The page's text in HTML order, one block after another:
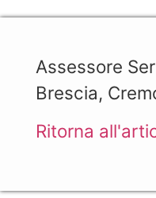
Assessore
Brescia,
Ritorna